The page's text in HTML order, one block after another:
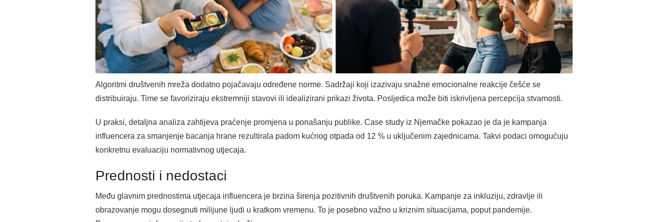
Algoritmi društvenih mreža dodatno pojačavaju određene norme. Sadržaji koji izazivaju snažne emocionalne reakcije češće se
distribuiraju. Time se favoriziraju ekstremniji stavovi ili idealizirani prikazi života. Posljedica može biti iskrivljena percepcija stvarnosti.
U praksi, detaljna analiza zahtijeva praćenje promjena u ponašanju publike. Case study iz Njemačke pokazao je da je kampanja
influencera za smanjenje bacanja hrane rezultirala padom kućnog otpada od 12 % u uključenim zajednicama. Takvi podaci omogućuju
konkretnu evaluaciju normativnog utjecaja.
Prednosti i nedostaci
Među glavnim prednostima utjecaja influencera je brzina širenja pozitivnih društvenih poruka. Kampanje za inkluziju, zdravlje ili
obrazovanje mogu dosegnuti milijune ljudi u kratkom vremenu. To je posebno važno u kriznim situacijama, poput pandemije.